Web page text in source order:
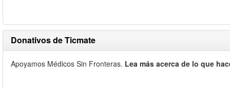
Donativos de Ticmate
Apoyamos Médicos Sin Fronteras. Lea más acerca de lo que